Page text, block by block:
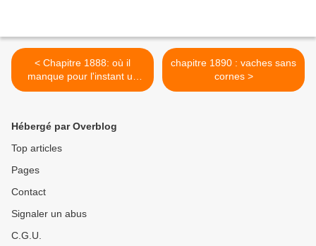
< Chapitre 1888: où il
manque pour l'instant un
titre
chapitre 1890 : vaches sans
cornes >
Hébergé par Overblog
Top articles
Pages
Contact
Signaler un abus
C.G.U.